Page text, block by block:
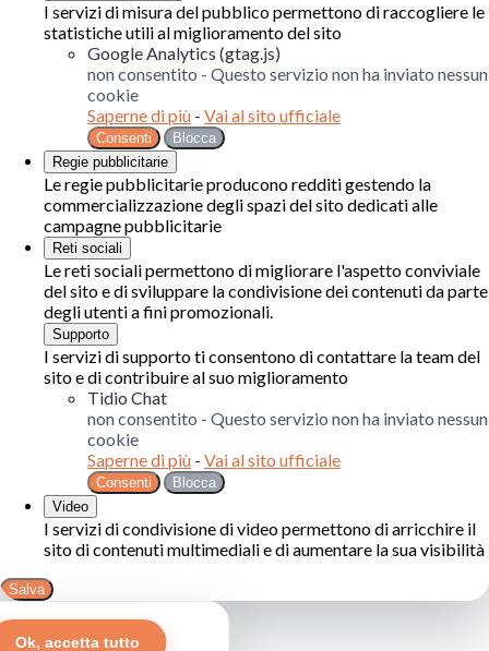
I servizi di misura del pubblico permettono di raccogliere le
statistiche utili al miglioramento del sito
Google Analytics (gtag.js)
non consentito - Questo servizio non ha inviato nessun
cookie
Saperne di più - Vai al sito ufficiale
Consenti
Blocca
Regie pubblicitarie
Le regie pubblicitarie producono redditi gestendo la
commercializzazione degli spazi del sito dedicati alle
campagne pubblicitarie
Reti sociali
Le reti sociali permettono di migliorare l'aspetto conviviale
del sito e di sviluppare la condivisione dei contenuti da parte
degli utenti a fini promozionali.
Supporto
I servizi di supporto ti consentono di contattare la team del
sito e di contribuire al suo miglioramento
Tidio Chat
non consentito - Questo servizio non ha inviato nessun
cookie
Saperne di più - Vai al sito ufficiale
Consenti
Blocca
Video
I servizi di condivisione di video permettono di arricchire il
sito di contenuti multimediali e di aumentare la sua visibilità
Salva
Ok, accetta tutto